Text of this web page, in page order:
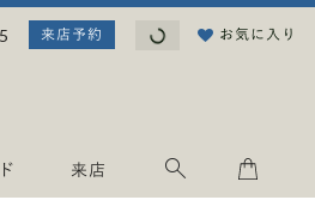
来店予約 読み込み中...お気に入り
来店